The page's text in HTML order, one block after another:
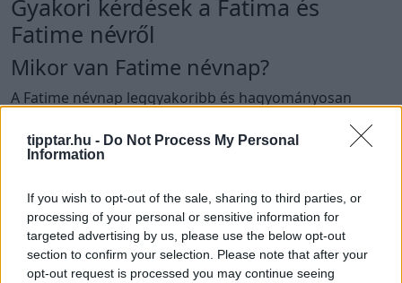
tipptar.hu - Do Not Process My Personal
Information
If you wish to opt-out of the sale, sharing to third parties, or
processing of your personal or sensitive information for
targeted advertising by us, please use the below opt-out
section to confirm your selection. Please note that after your
opt-out request is processed you may continue seeing
Gyakori kérdések a Fatima és
Fatime névről
Mikor van Fatime névnap?
A Fatime névnap leggyakoribb és hagyományosan
Mikor van Fatima névnap?
ünnepelhető. Egyes kibővített névnaptárakban május
13., június 4. és október 13. is szerepelhet.
Mi a Fatima név jelentése?